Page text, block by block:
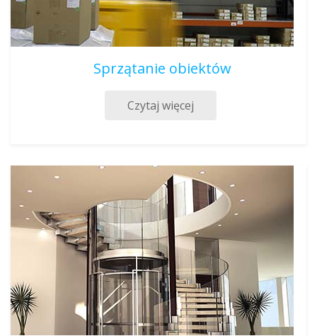
Sprzątanie obiektów
Czytaj więcej